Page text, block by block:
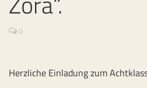
0
Herzliche Einladung zum